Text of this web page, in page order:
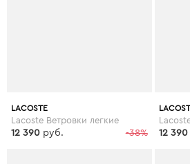
LACOSTE
Lacoste Ветровки легкие
-38%
12 390 руб. 12 390